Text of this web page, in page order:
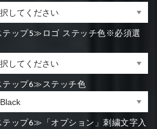
ップ5≫ロゴ ステッチ色※必須選
ップ6≫ステッチ色
ップ6≫「オプション」刺繍文字入